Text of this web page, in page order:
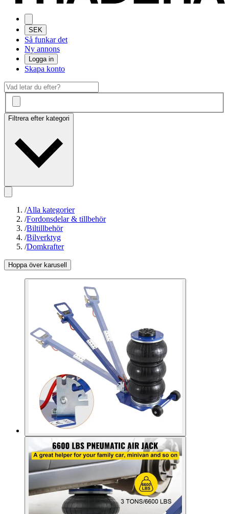
SEK
Så funkar det
Ny annons
Logga in
Skapa konto
Filtrera efter kategori
/Alla kategorier
/Fordonsdelar & tillbehör
/Biltillbehör
/Bilverktyg
/Domkrafter
Hoppa över karusell